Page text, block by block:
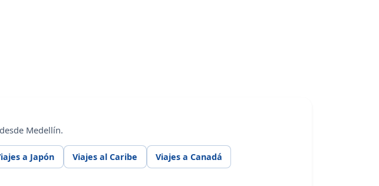
Medellín.
a Japón Viajes al Caribe Viajes a Canadá